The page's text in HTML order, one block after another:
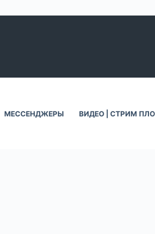
МЕССЕНДЖЕРЫ ВИДЕО | СТРИМ